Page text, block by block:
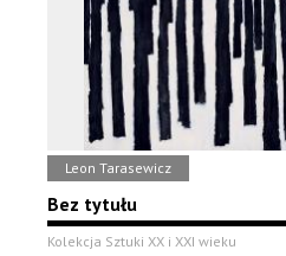
Leon Tarasewicz
Bez tytułu
Kolekcja Sztuki XX i XXI wieku